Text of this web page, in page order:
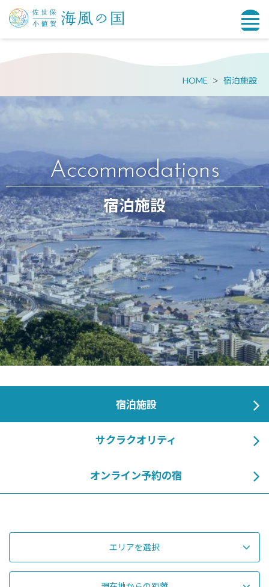
HOME 宿泊施設
Accommodations
宿泊施設
宿泊施設
サクラクオリティ
オンライン予約の宿
エリアを選択